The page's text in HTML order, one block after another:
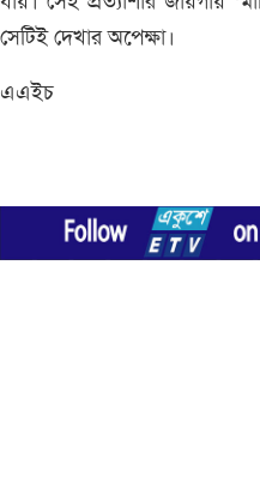
সেটিই দেখার অপেক্ষা।
এএইচ